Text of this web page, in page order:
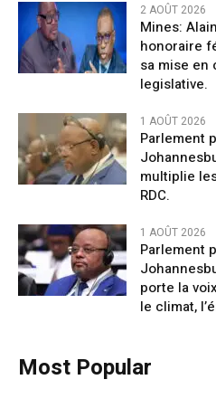
2 AOÛT 2026
Mines:
honoraire
sa mise
legislative.
1 AOÛT 2026
Parlement
multiplie
RDC.
1 AOÛT 2026
Parlement
porte la
le climat,
Most Popular